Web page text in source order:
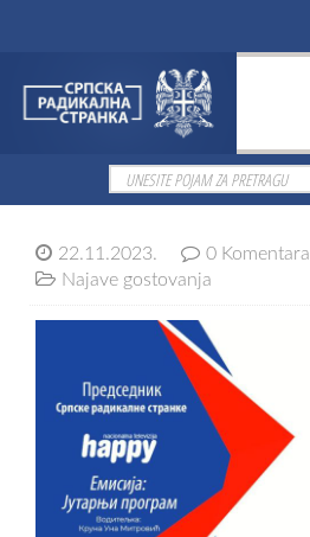
22.11.2023.
0 Komentara
Najave gostovanja